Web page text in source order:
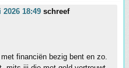
18:49 schreef
financiën bezig bent en zo.